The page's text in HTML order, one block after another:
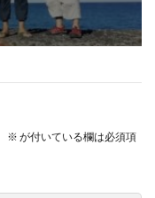
※ が付いている欄は必須項